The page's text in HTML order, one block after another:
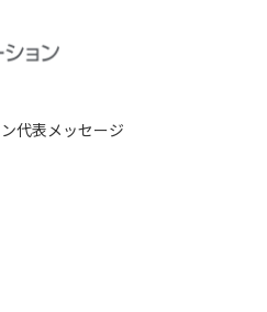
代表メッセージ